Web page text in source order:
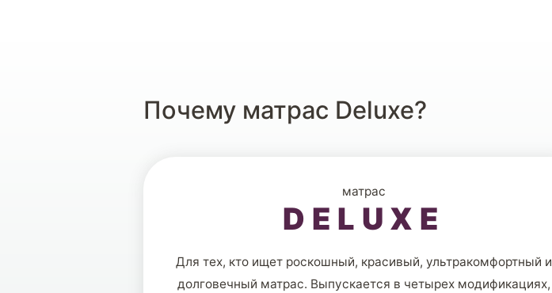
Почему матраc Deluxe?
матрас
DELUXE
Для тех, кто ищет роскошный, красивый, ультракомфортный и
долговечный матрас. Выпускается в четырех модификациях,